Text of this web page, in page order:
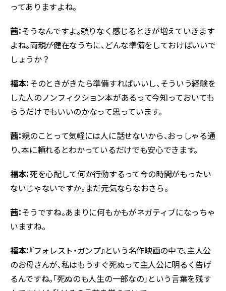
ってありますよね。
茜：そうなんですよ。頼りなく感じるときが増えていきます
よね。両親が健在なうちに、どんな準備をしておけばいいで
しょうか？
福本：そのときがきたら準備すればいいし、そういう経験を
した人のノンフィクション本があるって今知っておいても
らうだけでもいいのかなって思っています。
茜：親のことって気軽には人に話せないから、おっしゃる通
り、本に頼れるとわかっているだけでも安心できます。
福本：死を心配して何か行動するって今の時間がもったい
ないじゃないですか。まだ元気ならなおさら。
茜：そうですね。あまりに何もかもがネガティブになっちゃ
いますね。
福本：『フォレスト・ガンプ』という名作映画の中で、主人公
のお母さんが、私はもうすぐ死ぬって主人公に明るく告げ
るんですね。「死ぬのも人生の一部なの」という言葉を残す